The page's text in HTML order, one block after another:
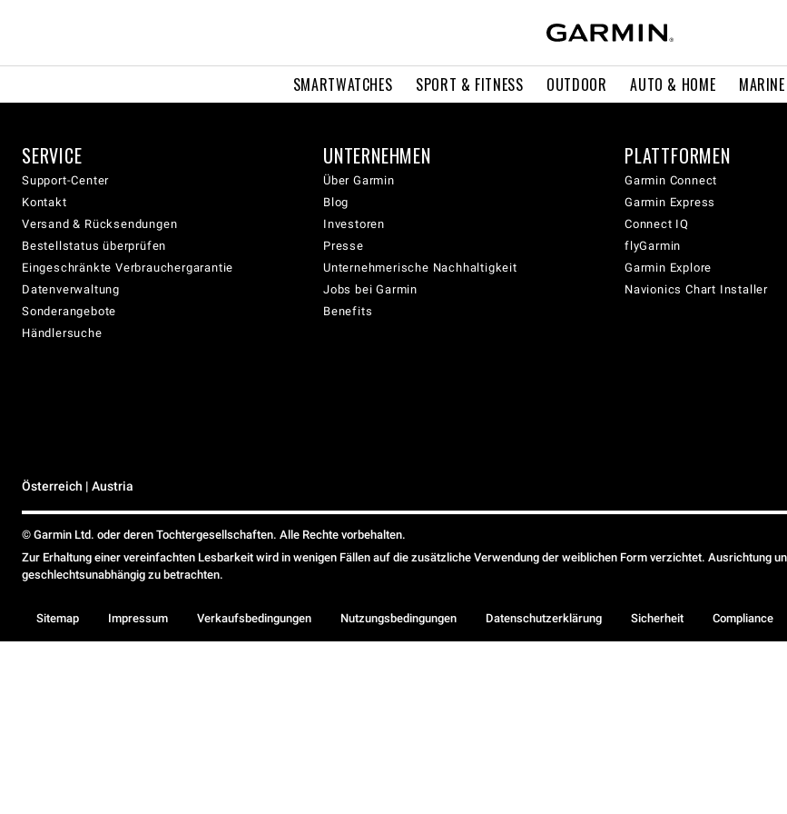
SMARTWATCHES SPORT & FITNESS OUTDOOR AUTO & HOME MARINE
SERVICE
Support-Center
Kontakt
Versand & Rücksendungen
Bestellstatus überprüfen
Eingeschränkte Verbrauchergarantie
Datenverwaltung
Sonderangebote
Händlersuche
UNTERNEHMEN
Über Garmin
Blog
Investoren
Presse
Unternehmerische Nachhaltigkeit
Jobs bei Garmin
Benefits
PLATTFORMEN
Garmin Connect
Garmin Express
Connect IQ
flyGarmin
Garmin Explore
Navionics Chart Installer
Österreich | Austria
© Garmin Ltd. oder deren Tochtergesellschaften. Alle Rechte vorbehalten.
Zur Erhaltung einer vereinfachten Lesbarkeit wird in wenigen Fällen auf die zusätzliche Verwendung der weiblichen Form verzichtet. Ausrichtung
geschlechtsunabhängig zu betrachten.
Sitemap Impressum Verkaufsbedingungen Nutzungsbedingungen Datenschutzerklärung Sicherheit Compliance